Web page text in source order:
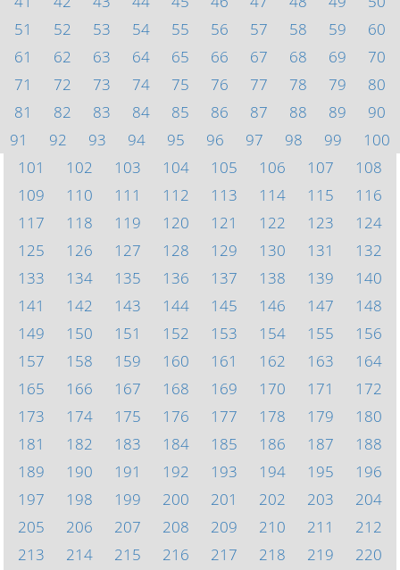
51
52 53 54 55 56 57 58 59
60
61
62 63 64 65 66 67 68 69
70
71
72 73 74 75 76 77 78 79
80
81
82 83 84 85 86 87 88 89
90
91
92 93 94 95 96 97 98 99
100
101
102 103 104 105 106 107
108
109
110 111 112 113 114 115
116
117
118 119 120 121 122 123
124
125
126 127 128 129 130 131
132
133
134 135 136 137 138 139
140
141
142 143 144 145 146 147
148
149
150 151 152 153 154 155
156
157
158 159 160 161 162 163
164
165
166 167 168 169 170 171
172
173
174 175 176 177 178 179
180
181
182 183 184 185 186 187
188
189
190 191 192 193 194 195
196
197
198 199 200 201 202 203
204
205
206 207 208 209 210 211
212
213
214 215 216 217 218 219
220